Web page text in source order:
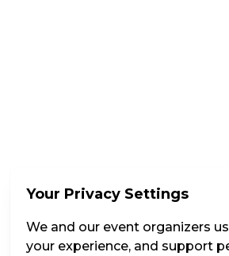
Your Privacy Settings
We and our event organizers
your experience, and support